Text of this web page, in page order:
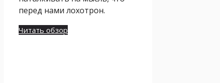
перед нами лохотрон.
Читать обзор